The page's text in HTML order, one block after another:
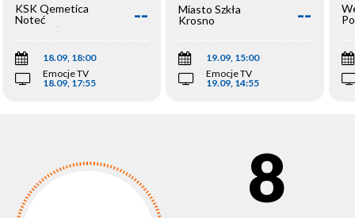
KSK Qemetica
Noteć
Inowrocław
--
18.09, 18:00
Emocje TV
18.09, 17:55
Miasto Szkła
Krosno
--
19.09, 15:00
Emocje TV
19.09, 14:55
8